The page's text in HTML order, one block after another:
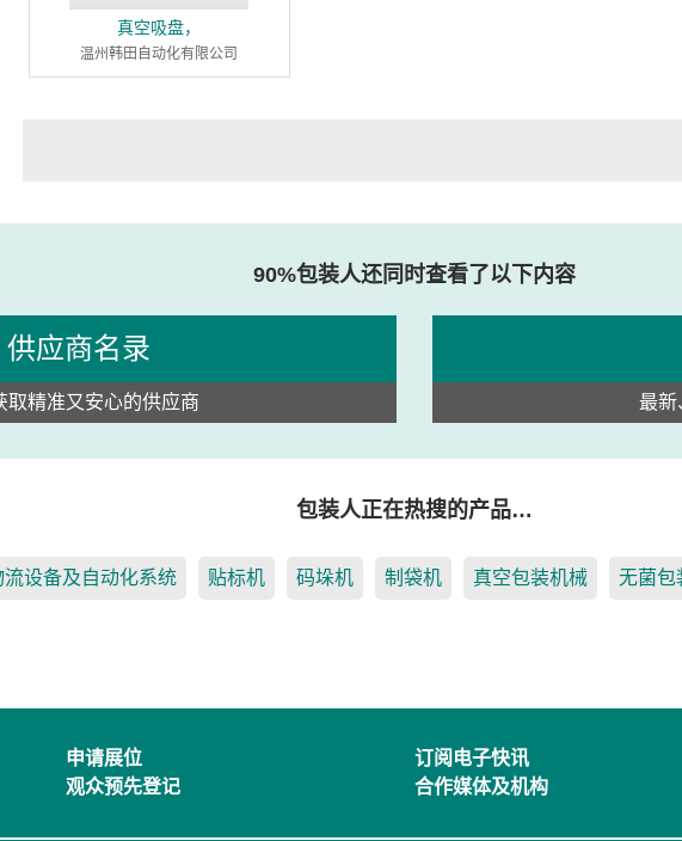
真空吸盘，
温州韩田自动化有限公司
90%包装人还同时查看了以下内容
供应商名录
取精准又安心的供应商 最新
包装人正在热搜的产品…
流设备及自动化系统 贴标机 码垛机 制袋机 真空包装机械 无菌包
申请展位
观众预先登记
订阅电子快讯
合作媒体及机构